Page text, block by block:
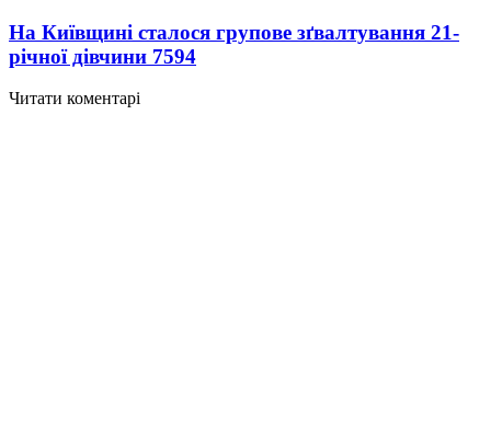
На Київщині сталося групове зґвалтування 21-
річної дівчини 7594
Читати коментарі